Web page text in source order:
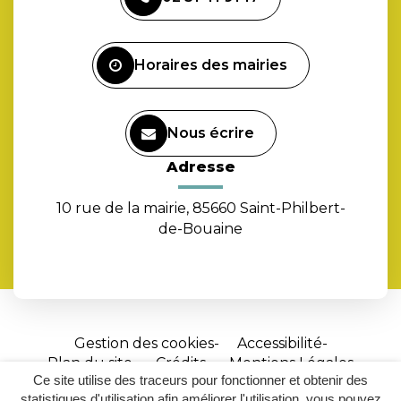
Ce site utilise des traceurs pour fonctionner et obtenir des
compte
Horaires des mairies
Nous écrire
Adresse
10 rue de la mairie, 85660 Saint-Philbert-
de-Bouaine
Gestion des cookies
Accessibilité
Plan du site
Crédits
Mentions Légales
Site